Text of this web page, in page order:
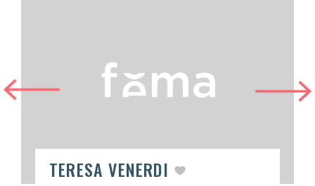
TERESA VENERDI